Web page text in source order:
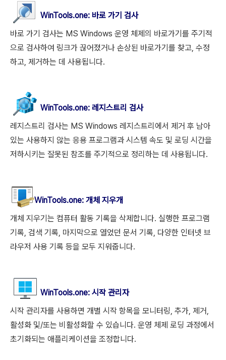
WinTools.one: 바로 가기 검사
바로 가기 검사는 MS Windows 운영 체제의 바로가기를 주기적
으로 검사하여 링크가 끊어졌거나 손상된 바로가기를 찾고, 수정
하고, 제거하는 데 사용됩니다.
WinTools.one: 레지스트리 검사
레지스트리 검사는 MS Windows 레지스트리에서 제거 후 남아
있는 사용하지 않는 응용 프로그램과 시스템 속도 및 로딩 시간을
저하시키는 잘못된 참조를 주기적으로 정리하는 데 사용됩니다.
WinTools.one: 개체 지우개
개체 지우기는 컴퓨터 활동 기록을 삭제합니다. 실행한 프로그램
기록, 검색 기록, 마지막으로 열었던 문서 기록, 다양한 인터넷 브
라우저 사용 기록 등을 모두 지워줍니다.
WinTools.one: 시작 관리자
시작 관리자를 사용하면 개별 시작 항목을 모니터링, 추가, 제거,
활성화 및/또는 비활성화할 수 있습니다. 운영 체제 로딩 과정에서
초기화되는 애플리케이션을 조정합니다.